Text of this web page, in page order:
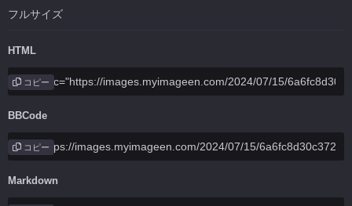
フルサイズ
HTML
コピー
BBCode
コピー
Markdown